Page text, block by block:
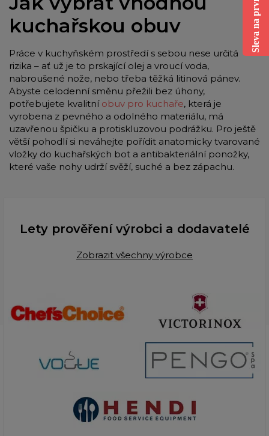
kuchařskou obuv
Práce v kuchyňském prostředí s sebou nese určitá
rizika – ať už je to prskající olej a vroucí voda,
nabroušené nože, nebo třeba těžká litinová pánev.
Abyste celodenní směnu přežili bez úhony,
potřebujete kvalitní obuv pro kuchaře, která je
vyrobena z pevného a odolného materiálu, má
uzavřenou špičku a protiskluzovou podrážku. Pro ještě
větší pohodlí si neváhejte pořídit anatomicky tvarované
vložky do kuchařských bot a antibakteriální ponožky,
které vaše nohy udrží svěží, suché a bez zápachu.
Lety prověření výrobci a dodavatelé
Zobrazit všechny výrobce